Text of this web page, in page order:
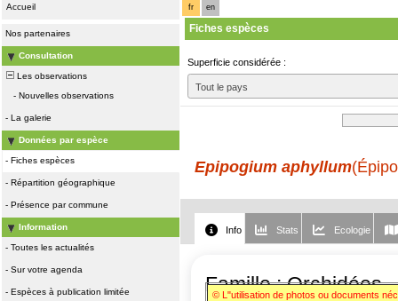
Accueil
Nos partenaires
Consultation
Les observations
- Nouvelles observations
- La galerie
Données par espèce
- Fiches espèces
- Répartition géographique
- Présence par commune
Information
- Toutes les actualités
- Sur votre agenda
- Espèces à publication limitée
fr en
Fiches espèces
Superficie considérée :
Tout le pays
Epipogium aphyllum
Info Stats Ecologie
Famille : Orchidées
© L"utilisation de photos ou documents